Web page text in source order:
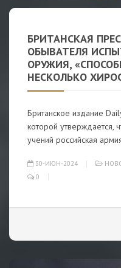
БРИТАНСКАЯ
ОБЫВАТЕЛЯ
ОРУЖИЯ,
НЕСКОЛЬКО
Британское издание
которой утверждается,
учений российская
30-ИЮН-2024
0